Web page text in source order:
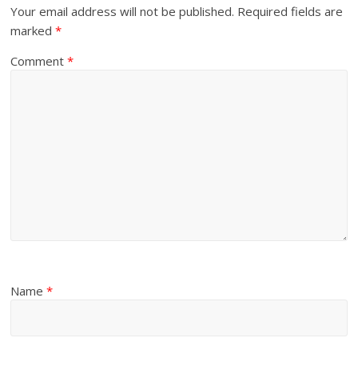
Your email address will not be published. Required fields are
marked*
Comment*
Name*